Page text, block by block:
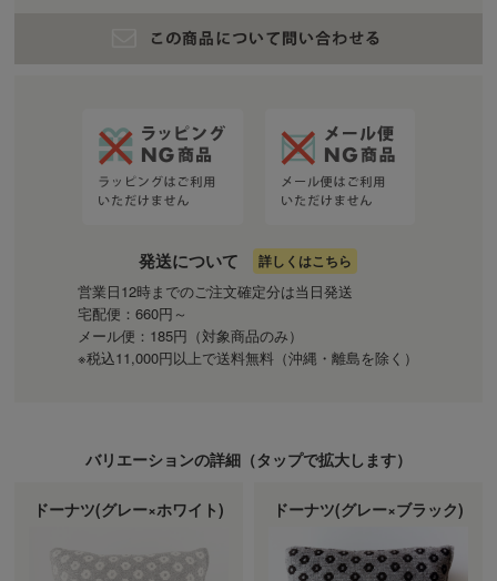
発送について 詳しくはこちら
営業日12時までのご注文確定分は当日発送
宅配便：660円～
メール便：185円（対象商品のみ）
※税込11,000円以上で送料無料（沖縄・離島を除く）
バリエーションの詳細（タップで拡大します）
ドーナツ(グレー×ホワイト) ドーナツ(グレー×ブラック)